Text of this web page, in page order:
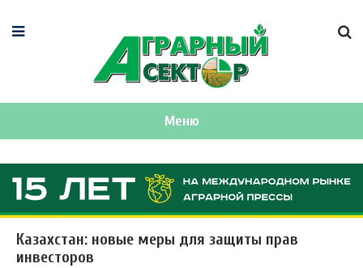
Меню
Казахстан: новые меры для защиты прав
инвесторов